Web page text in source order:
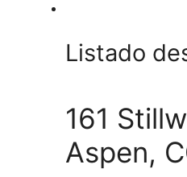
Listado
161
Aspen,